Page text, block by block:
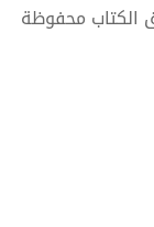
الكتاب محفوظة